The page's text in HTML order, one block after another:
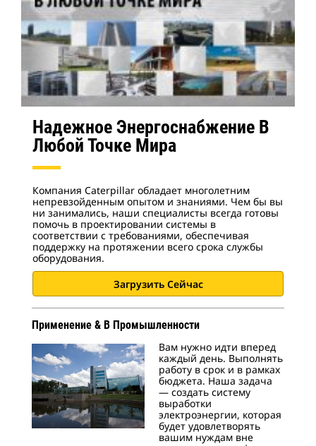
Надежное Энергоснабжение В
Любой Точке Мира
Компания Caterpillar обладает многолетним
непревзойденным опытом и знаниями. Чем бы вы
ни занимались, наши специалисты всегда готовы
помочь в проектировании системы в
соответствии с требованиями, обеспечивая
поддержку на протяжении всего срока службы
оборудования.
Загрузить Сейчас
Применение & В Промышленности
Вам нужно идти вперед
каждый день. Выполнять
работу в срок и в рамках
бюджета. Наша задача
— создать систему
выработки
электроэнергии, которая
будет удовлетворять
вашим нуждам вне